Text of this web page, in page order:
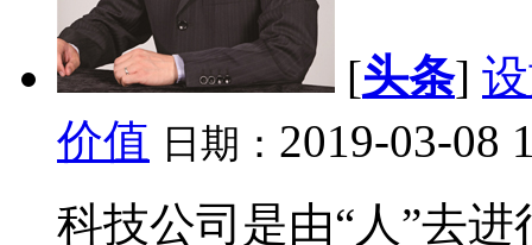
[头条]
价值 日期： 2019-03-08
科技公司是由“人”去